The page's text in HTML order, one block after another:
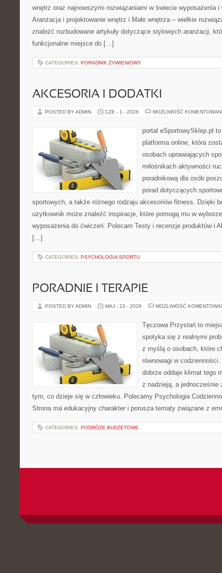
wnętrz oraz najnowszymi rozwiązaniami w świecie wyposażenia
Aranżacja i projektowanie wnętrz i Małe wnętrza – wielkie
znaleźć rozbudowane artykuły dotyczące stylowych aranżacji,
funkcjonalne miejsce do […]
CATEGORIES: PORADNIK ŻYWIENIOWY
AKCESORIA I DODATKI
POSTED BY ADMIN CZE - 1 - 2026 MOŻLIWOŚĆ
portal eSportowySklep.pl
platforma online, która
osobach uprawiających
miłośnikach aktywności
poradnikową dla osób
porad dotyczących
sportowych, a także różnego rodzaju akcesoriów fitness. Dzięki
użytkownik może znaleźć inspiracje, które pomogą mu w
wyposażenia do ćwiczeń. Polecam Testy i recenzje produktów i
[…]
CATEGORIES: PSYCHOLOGIA SPORTU
PORADNIE I TERAPIE
POSTED BY ADMIN MAJ - 23 - 2026 MOŻLIWOŚĆ
Tęczowa Przystań to
spotyka się z realnymi
z myślą o osobach, które
równowagi w
dobrze oddaje klimat tego
z nadzieją, a jednocześnie
tym, co dzieje się w człowieku. Polecamy Psychologia
Strona ma edukacyjny charakter i porusza tematy związane z
CATEGORIES: PODRÓŻE BUDŻETOWE